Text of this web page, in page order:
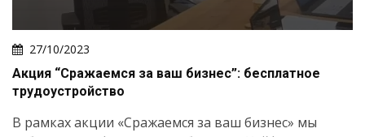
27/10/2023
Акция “Сражаемся за ваш бизнес”: бесплатное
трудоустройство
В рамках акции «Сражаемся за ваш бизнес» мы